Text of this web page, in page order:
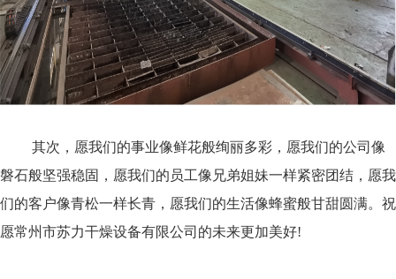
其次，愿我们的事业像鲜花般绚丽多彩，愿我们的公司像
磐石般坚强稳固，愿我们的员工像兄弟姐妹一样紧密团结，愿我
们的客户像青松一样长青，愿我们的生活像蜂蜜般甘甜圆满。祝
愿常州市苏力干燥设备有限公司 的未来更加美好!